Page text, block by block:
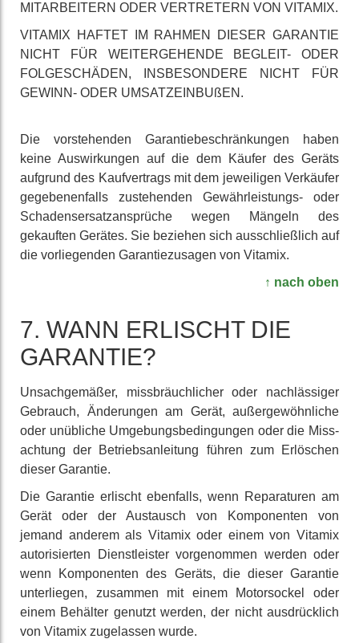
MIT­ARBEITERN ODER VER­TRETERN VON VITAMIX.
VITAMIX HAFTET IM RAHMEN DIESER GARANTIE
NICHT FÜR WEITER­GEHENDE BEGLEIT- ODER
FOLGE­SCHÄDEN, INS­BESONDERE NICHT FÜR
GEWINN- ODER UMSATZ­EINBUßEN.
Die vor­stehenden Garantie­beschränkungen haben
keine Aus­wirkungen auf die dem Käufer des Geräts
aufgrund des Kauf­vertrags mit dem je­weiligen Verkäufer
gegebenen­falls zu­stehenden Gewähr­leis­tungs- oder
Schadens­ersatz­ansprüche wegen Mängeln des
gekauften Gerätes. Sie beziehen sich aus­schließ­lich auf
die vor­liegenden Garantie­zusagen von Vitamix.
↑ nach oben
7. WANN ERLISCHT DIE
GARANTIE?
Unsach­gemäßer, miss­bräuch­licher oder nach­lässiger
Gebrauch, Änderungen am Gerät, außer­gewöhn­liche
oder unübliche Umgebungs­bedingungen oder die Miss­
achtung der Betriebs­anleitung führen zum Erlöschen
dieser Garantie.
Die Garantie erlischt ebenfalls, wenn Reparaturen am
Gerät oder der Austausch von Kom­ponenten von
jemand anderem als Vitamix oder einem von Vitamix
auto­risierten Dienst­leister vor­genommen werden oder
wenn Kom­ponenten des Geräts, die dieser Garantie
unter­liegen, zusammen mit einem Motor­sockel oder
einem Behälter genutzt werden, der nicht aus­drück­lich
von Vitamix zu­gelassen wurde.